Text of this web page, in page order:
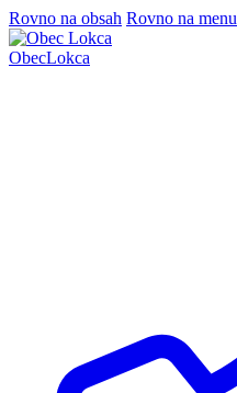
Rovno na obsah Rovno na menu
ObecLokca